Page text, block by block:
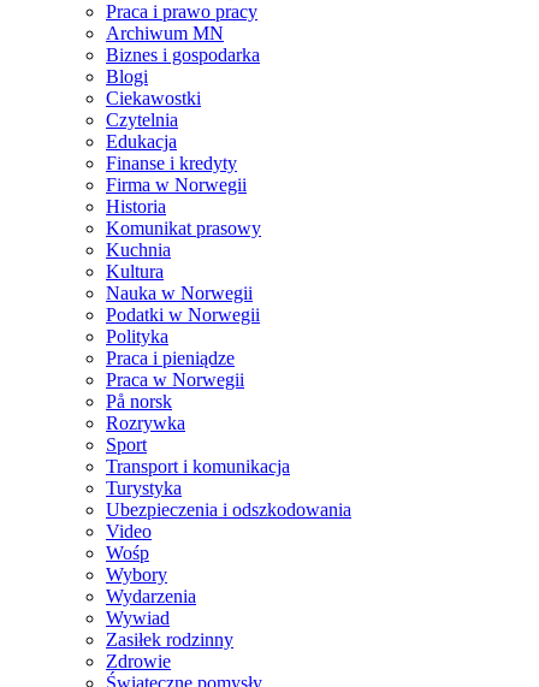
Praca i prawo pracy
Archiwum MN
Biznes i gospodarka
Blogi
Ciekawostki
Czytelnia
Edukacja
Finanse i kredyty
Firma w Norwegii
Historia
Komunikat prasowy
Kuchnia
Kultura
Nauka w Norwegii
Podatki w Norwegii
Polityka
Praca i pieniądze
Praca w Norwegii
På norsk
Rozrywka
Sport
Transport i komunikacja
Turystyka
Ubezpieczenia i odszkodowania
Video
Wośp
Wybory
Wydarzenia
Wywiad
Zasiłek rodzinny
Zdrowie
Świąteczne pomysły